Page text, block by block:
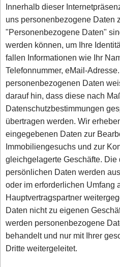
Innerhalb dieser
uns personenbezogene Daten
"Personenbezogene Daten"
werden können, um Ihre
fallen Informationen wie Ihr
Telefonnummer, eMail-
personenbezogenen Daten
darauf hin, dass diese nach
Datenschutzbestimmungen
übertragen werden. Wir
eingegebenen Daten zur
Immobiliengesuchs und zur
gleichgelagerte Geschäfte. Die
persönlichen Daten werden
oder im erforderlichen Umfang
Hauptvertragspartner
Daten nicht zu eigenen
werden personenbezogene
behandelt und nur mit Ihrer
Dritte weitergeleitet.